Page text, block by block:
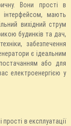
Вони прості в
інтерфейсом, мають
вихідний струм
будинків та дач,
забезпечення
є ідеальним
або для
електроенергією у
в експлуатації